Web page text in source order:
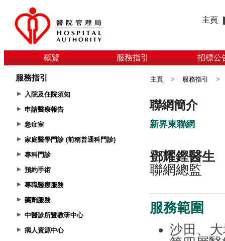
主頁
概覽 服務指引 招標公
服務指引
入院及住院須知
申請醫療報告
急症室
家庭醫學門診 (前稱普通科門診)
專科門診
預約手術
專職醫療服務
藥劑服務
中醫診所暨教研中心
病人資源中心
主頁 > 服務指引 >